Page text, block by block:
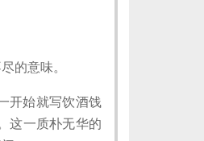
的意味。
开始就写饮酒饯
这一质朴无华的